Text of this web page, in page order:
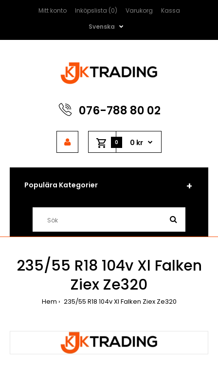
Mitt konto Inköpslista (0) Varukorg
Kassa
Svenska
076-788 80 02
0 0 kr
Populära Kategorier
235/55 R18 104v Xl Falken
Ziex Ze320
Hem 235/55 R18 104v Xl Falken Ziex Ze320